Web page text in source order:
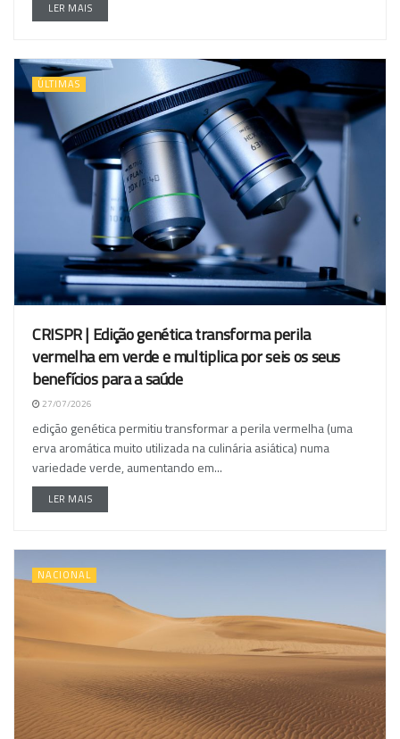
LER MAIS
ÚLTIMAS
CRISPR | Edição genética transforma perila
vermelha em verde e multiplica por seis os seus
benefícios para a saúde
27/07/2026
edição genética permitiu transformar a perila vermelha (uma
erva aromática muito utilizada na culinária asiática) numa
variedade verde, aumentando em...
LER MAIS
NACIONAL